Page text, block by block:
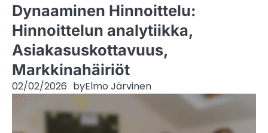
Dynaaminen Hinnoittelu:
Hinnoittelun analytiikka,
Asiakasuskottavuus,
Markkinahäiriöt
02/02/2026 byElmo Järvinen